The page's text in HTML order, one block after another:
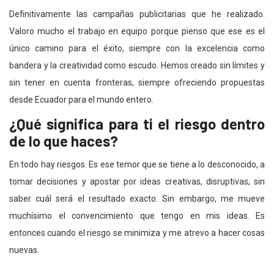
Definitivamente las campañas publicitarias que he realizado.
Valoro mucho el trabajo en equipo porque pienso que ese es el
único camino para el éxito, siempre con la excelencia como
bandera y la creatividad como escudo. Hemos creado sin límites y
sin tener en cuenta fronteras, siempre ofreciendo propuestas
desde Ecuador para el mundo entero.
¿Qué significa para ti el riesgo dentro
de lo que haces?
En todo hay riesgos. Es ese temor que se tiene a lo desconocido, a
tomar decisiones y apostar por ideas creativas, disruptivas, sin
saber cuál será el resultado exacto. Sin embargo, me mueve
muchísimo el convencimiento que tengo en mis ideas. Es
entonces cuando el riesgo se minimiza y me atrevo a hacer cosas
nuevas.